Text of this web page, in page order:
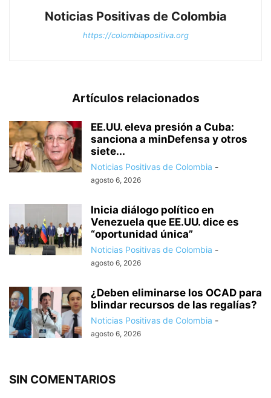
Noticias Positivas de Colombia
https://colombiapositiva.org
Artículos relacionados
EE.UU. eleva presión a Cuba:
sanciona a minDefensa y otros
siete...
Noticias Positivas de Colombia -
agosto 6, 2026
Inicia diálogo político en
Venezuela que EE.UU. dice es
“oportunidad única”
Noticias Positivas de Colombia -
agosto 6, 2026
¿Deben eliminarse los OCAD para
blindar recursos de las regalías?
Noticias Positivas de Colombia -
agosto 6, 2026
SIN COMENTARIOS